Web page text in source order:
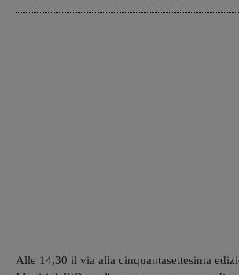
Alle 14,30 il via alla cinquantasettesima